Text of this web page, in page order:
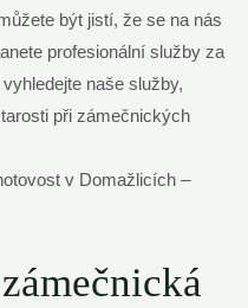
být jistí, že se na nás
profesionální služby za
naše služby,
při zámečnických